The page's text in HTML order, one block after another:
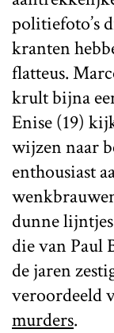
politiefoto’s
kranten
flatteus.
krult bijna
Enise (19)
wijzen naar
enthousiast
dunne
die van Paul
de jaren
veroordeeld
murders.